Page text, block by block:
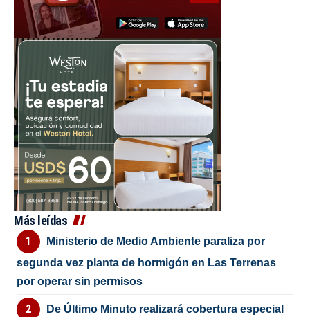
Más leídas
Ministerio de Medio Ambiente paraliza por
segunda vez planta de hormigón en Las Terrenas
por operar sin permisos
De Último Minuto realizará cobertura especial